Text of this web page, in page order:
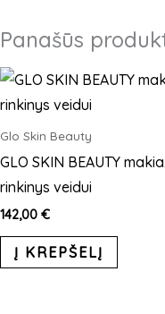
Panašūs
Glo Skin Beauty
GLO SKIN BEAUTY
rinkinys veidui
142,00 €
Į KREPŠELĮ